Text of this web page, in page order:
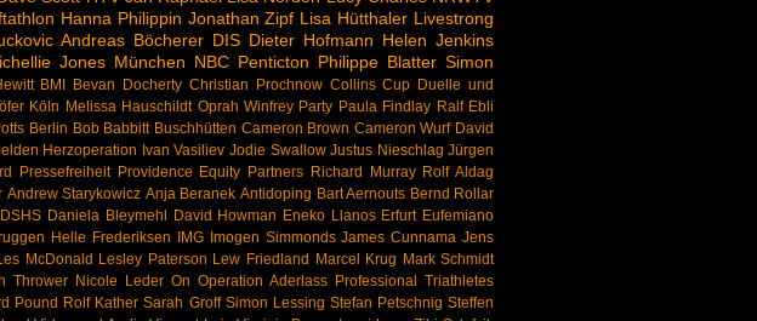
Hanna Philippin Jonathan Zipf Lisa Hütthaler
Livestrong
Andreas Böcherer DIS Dieter Hofmann
Helen Jenkins
Jones München NBC Penticton Philippe Blatter Simon
BMI Bevan Docherty Christian Prochnow Collins Cup Duelle und
Köln Melissa Hauschildt Oprah Winfrey Party Paula Findlay Ralf Ebli
Berlin Bob Babbitt Buschhütten Cameron Brown Cameron Wurf David
Herzoperation Ivan Vasiliev Jodie Swallow Justus Nieschlag Jürgen
Pressefreiheit Providence Equity Partners Richard Murray Rolf Aldag
Andrew Starykowicz Anja Beranek Antidoping Bart Aernouts Bernd Rollar
DSHS Daniela Bleymehl David Howman Eneko Llanos Erfurt Eufemiano
Helle Frederiksen IMG Imogen Simmonds James Cunnama Jens
McDonald Lesley Paterson Lew Friedland Marcel Krug Mark Schmidt
Thrower Nicole Leder On Operation Aderlass Professional Triathletes
Pound Rolf Kather Sarah Groff Simon Lessing Stefan Petschnig Steffen